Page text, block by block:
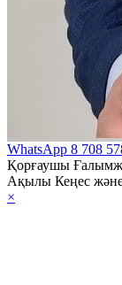
WhatsApp 8 708
Қорғаушы
Ақылы Кеңес
×